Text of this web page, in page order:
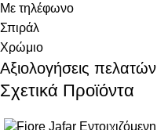
Με τηλέφωνο
Σπιράλ
Χρώμιο
Αξιολογήσεις πελατών
Σχετικά Προϊόντα